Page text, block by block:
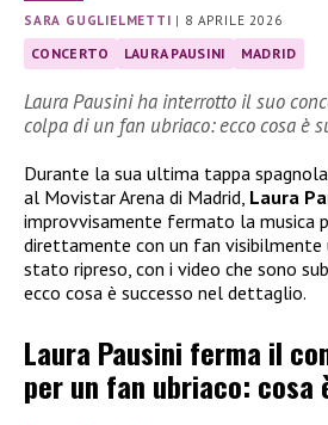
SARA GUGLIELMETTI | 8 APRILE 2026
CONCERTO LAURA PAUSINI MADRID
Laura Pausini ha interrotto il suo
colpa di un fan ubriaco: ecco cosa è
Durante la sua ultima tappa
al Movistar Arena di Madrid, Laura
improvvisamente fermato la musica
direttamente con un fan
stato ripreso, con i video che sono
ecco cosa è successo nel dettaglio.
Laura Pausini ferma il
per un fan ubriaco: cosa